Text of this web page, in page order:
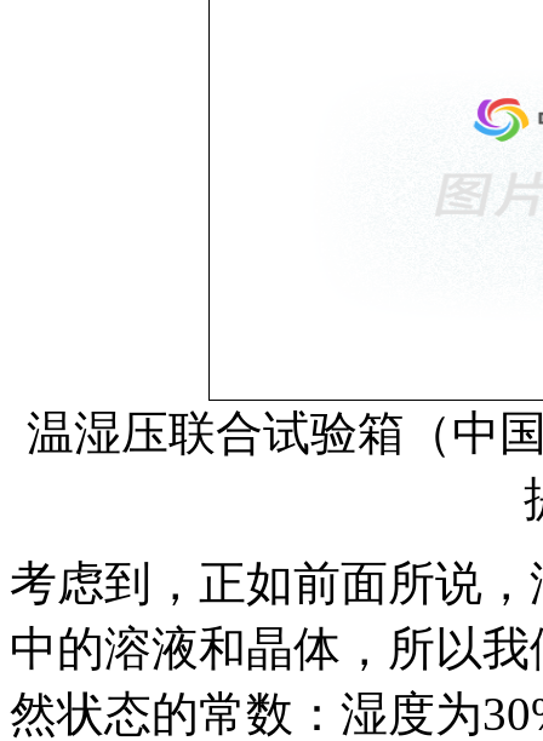
温湿压联合试验箱（中
考虑到，正如前面所说
中的溶液和晶体，所以
然状态的常数：湿度为